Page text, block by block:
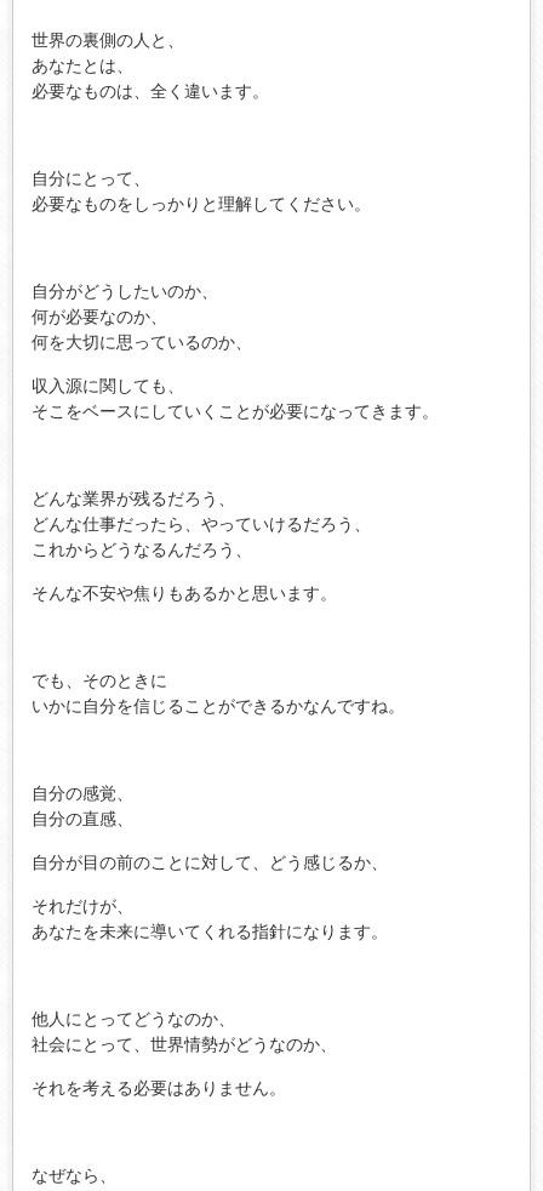
世界の裏側の人と、
あなたとは、
必要なものは、全く違います。
自分にとって、
必要なものをしっかりと理解してください。
自分がどうしたいのか、
何が必要なのか、
何を大切に思っているのか、
収入源に関しても、
そこをベースにしていくことが必要になってきます。
どんな業界が残るだろう、
どんな仕事だったら、やっていけるだろう、
これからどうなるんだろう、
そんな不安や焦りもあるかと思います。
でも、そのときに
いかに自分を信じることができるかなんですね。
自分の感覚、
自分の直感、
自分が目の前のことに対して、どう感じるか、
それだけが、
あなたを未来に導いてくれる指針になります。
他人にとってどうなのか、
社会にとって、世界情勢がどうなのか、
それを考える必要はありません。
なぜなら、